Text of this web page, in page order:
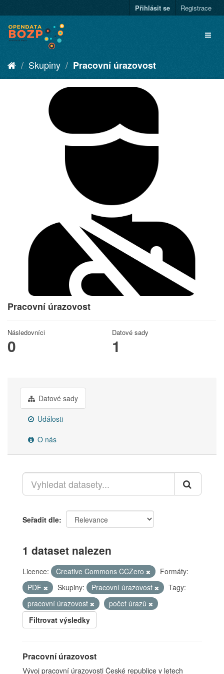
Přihlásit se Registrace
Skupiny Pracovní úrazovost
Pracovní úrazovost
Následovníci
0
Datové sady
1
Datové sady
Události
O nás
Seřadit dle
1 dataset nalezen
Licence: Creative Commons CCZero
Formáty:
PDF
Skupiny: Pracovní úrazovost
Tagy:
pracovní úrazovost
počet úrazů
Filtrovat výsledky
Pracovní úrazovost
Vývoj pracovní úrazovosti České republice v letech